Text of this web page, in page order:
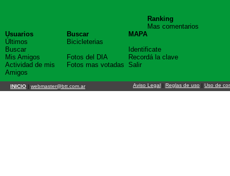
Ranking
Mas comentarios
Usuarios
Últimos
Buscar
Mis Amigos
Actividad de mis
Amigos
Buscar
Bicicleterias
Fotos del DIA
Fotos mas votadas
MAPA
Identificate
Recordá la clave
Salir
INICIO | webmaster@btt.com.ar Aviso Legal | Reglas de uso | Uso de